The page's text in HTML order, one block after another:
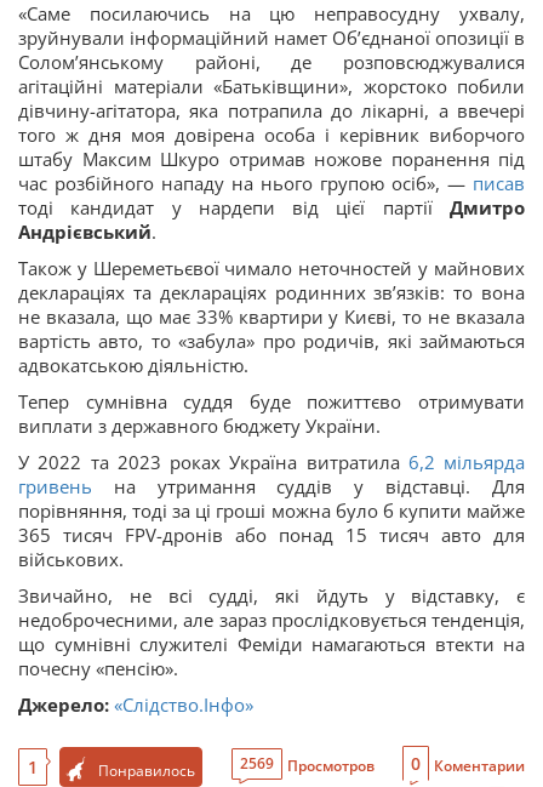
«Саме посилаючись на цю неправосудну ухвалу,
зруйнували інформаційний намет Об’єднаної опозиції в
Солом’янському районі, де розповсюджувалися
агітаційні матеріали «Батьківщини», жорстоко побили
дівчину-агітатора, яка потрапила до лікарні, а ввечері
того ж дня моя довірена особа і керівник виборчого
штабу Максим Шкуро отримав ножове поранення під
час розбійного нападу на нього групою осіб», — писав
тоді кандидат у нардепи від цієї партії Дмитро
Андрієвський.
Також у Шереметьєвої чимало неточностей у майнових
деклараціях та деклараціях родинних зв’язків: то вона
не вказала, що має 33% квартири у Києві, то не вказала
вартість авто, то «забула» про родичів, які займаються
адвокатською діяльністю.
Тепер сумнівна суддя буде пожиттєво отримувати
виплати з державного бюджету України.
У 2022 та 2023 роках Україна витратила 6,2 мільярда
гривень на утримання суддів у відставці. Для
порівняння, тоді за ці гроші можна було б купити майже
365 тисяч FPV-дронів або понад 15 тисяч авто для
військових.
Звичайно, не всі судді, які йдуть у відставку, є
недоброчесними, але зараз прослідковується тенденція,
що сумнівні служителі Феміди намагаються втекти на
почесну «пенсію».
Джерело: «Слідство.Інфо»
1 Понравилось 2569 Просмотров 0 Коментарии